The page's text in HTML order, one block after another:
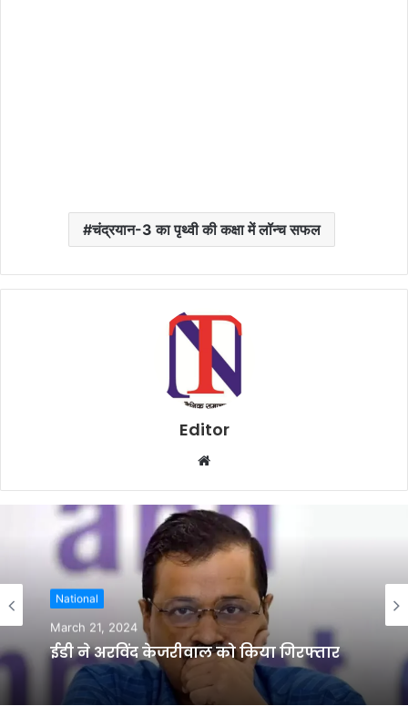
चंद्रयान-3 का पृथ्वी की कक्षा में लॉन्च सफल
Editor
b
s
i
e
National
March 21, 2024
ईडी ने अरविंद केजरीवाल को किया गिरफ्तार